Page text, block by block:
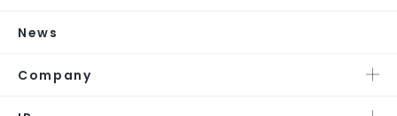
News
Company